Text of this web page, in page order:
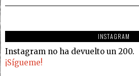
INSTAGRAM
Instagram no ha devuelto un 200.
¡Sígueme!